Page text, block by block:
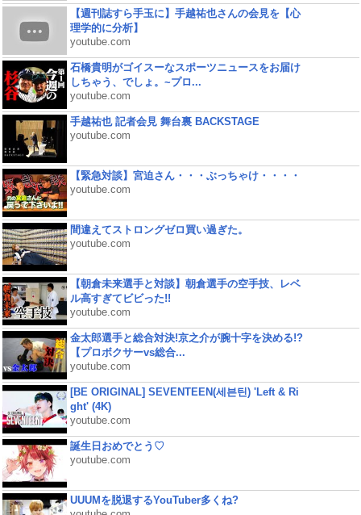
【週刊誌すら手玉に】手越祐也さんの会見を【心
理学的に分析】
youtube.com
石橋貴明がゴイスーなスポーツニュースをお届け
しちゃう、でしょ。~プロ...
youtube.com
手越祐也 記者会見 舞台裏 BACKSTAGE
youtube.com
【緊急対談】宮迫さん・・・ぶっちゃけ・・・・
youtube.com
間違えてストロングゼロ買い過ぎた。
youtube.com
【朝倉未来選手と対談】朝倉選手の空手技、レベ
ル高すぎてビビった!!
youtube.com
金太郎選手と総合対決!京之介が腕十字を決める!?
【プロボクサーvs総合...
youtube.com
[BE ORIGINAL] SEVENTEEN(세븐틴) 'Left & Ri
ght' (4K)
youtube.com
誕生日おめでとう♡
youtube.com
UUUMを脱退するYouTuber多くね?